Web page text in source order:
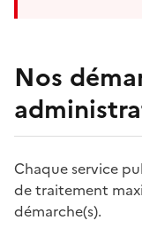
Nos
Chaque service
de traitement
démarche(s).